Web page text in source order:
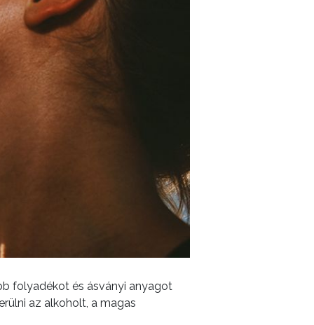
folyadékot és ásványi anyagot
az alkoholt, a magas